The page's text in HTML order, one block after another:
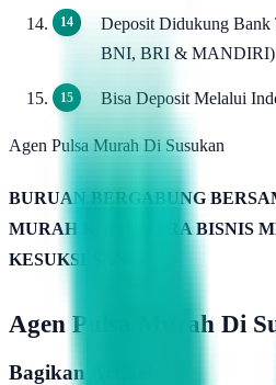
Deposit Didukung Bank
BNI, BRI & MANDIRI)
Bisa Deposit Melalui
Agen Pulsa Murah Di Susukan
BURUAN BERGABUNG
MURAH KAMIMITRA BISNIS
KESUKSESAN
Agen Pulsa Murah Di
Bagikan Artikel